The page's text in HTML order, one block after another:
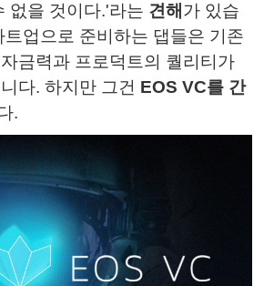
없을 것이다.'라는 견해 가 있습
트업으로 준비하는 댑들은 기존
금력과 프로덕트의 퀄리티가
다. 하지만 그건 EOS VC를 간
.